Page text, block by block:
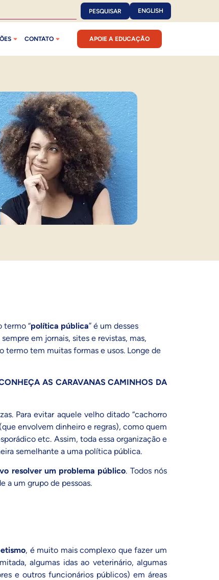
PESQUISAR ENGLISH
CONTATO APOIE A EDUCAÇÃO
termo “política pública” é um desses
em jornais, sites e revistas, mas,
termo tem muitas formas e usos. Longe de
AS CARAVANAS CAMINHOS DA
Para evitar aquele velho ditado “cachorro
envolvem dinheiro e regras), como quem
etc. Assim, toda essa organização e
semelhante a uma política pública.
resolver um problema público. Todos nós
a um grupo de pessoas.
, é muito mais complexo que fazer um
algumas idas ao veterinário, algumas
e outros funcionários públicos) em áreas